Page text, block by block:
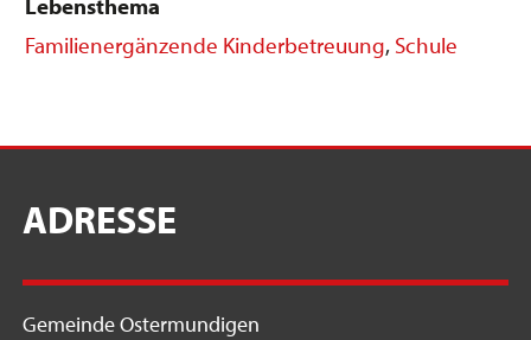
Lebensthema
Familienergänzende Kinderbetreuung, Schule
ADRESSE
Gemeinde Ostermundigen